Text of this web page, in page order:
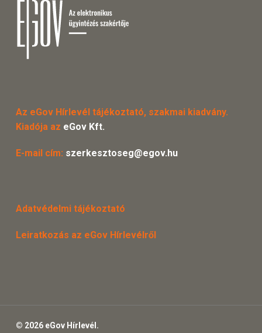
Az eGov Hírlevél tájékoztató, szakmai kiadvány.
Kiadója az eGov Kft.
E-mail cím: szerkesztoseg@egov.hu
Adatvédelmi tájékoztató
Leiratkozás az eGov Hírlevélről
© 2026 eGov Hírlevél.